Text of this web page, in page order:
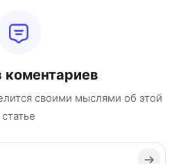
коментариев
своими мыслями об этой
статье